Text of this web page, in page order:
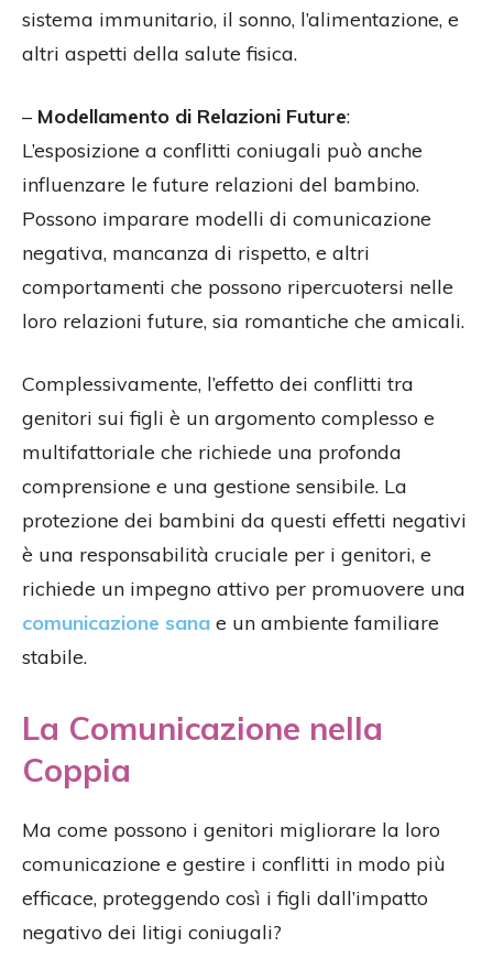
sistema immunitario, il sonno, l’alimentazione, e
altri aspetti della salute fisica.
– Modellamento di Relazioni Future:
L’esposizione a conflitti coniugali può anche
influenzare le future relazioni del bambino.
Possono imparare modelli di comunicazione
negativa, mancanza di rispetto, e altri
comportamenti che possono ripercuotersi nelle
loro relazioni future, sia romantiche che amicali.
Complessivamente, l’effetto dei conflitti tra
genitori sui figli è un argomento complesso e
multifattoriale che richiede una profonda
comprensione e una gestione sensibile. La
protezione dei bambini da questi effetti negativi
è una responsabilità cruciale per i genitori, e
richiede un impegno attivo per promuovere una
comunicazione sana e un ambiente familiare
stabile.
La Comunicazione nella
Coppia
Ma come possono i genitori migliorare la loro
comunicazione e gestire i conflitti in modo più
efficace, proteggendo così i figli dall’impatto
negativo dei litigi coniugali?